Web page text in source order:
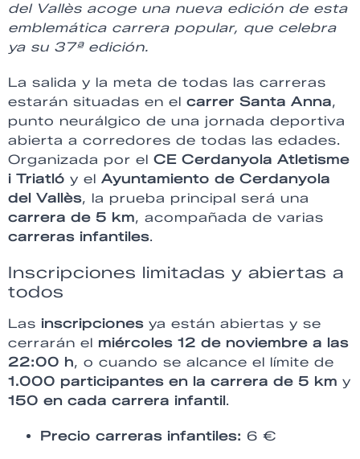
del Vallès acoge una nueva edición de esta
emblemática carrera popular, que celebra
ya su 37ª edición.
La salida y la meta de todas las carreras
estarán situadas en el carrer Santa Anna,
punto neurálgico de una jornada deportiva
abierta a corredores de todas las edades.
Organizada por el CE Cerdanyola Atletisme
i Triatló y el Ayuntamiento de Cerdanyola
del Vallès, la prueba principal será una
carrera de 5 km, acompañada de varias
carreras infantiles.
Inscripciones limitadas y abiertas a
todos
Las inscripciones ya están abiertas y se
cerrarán el miércoles 12 de noviembre a las
22:00 h, o cuando se alcance el límite de
1.000 participantes en la carrera de 5 km y
150 en cada carrera infantil .
Precio carreras infantiles: 6 €